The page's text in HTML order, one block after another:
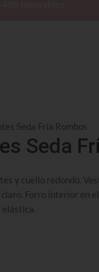
Seda Fría Rombos
Seda
y cuello redondo.
Forro interior en
elástica.